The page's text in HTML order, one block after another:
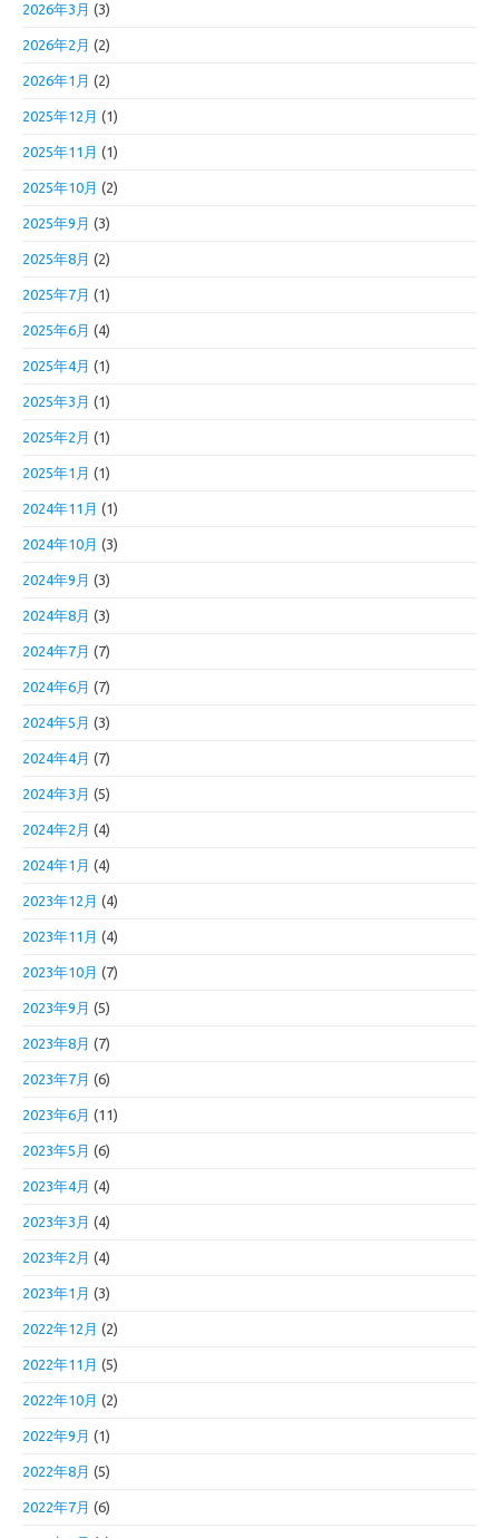
2026年3月 (3)
2026年2月 (2)
2026年1月 (2)
2025年12月 (1)
2025年11月 (1)
2025年10月 (2)
2025年9月 (3)
2025年8月 (2)
2025年7月 (1)
2025年6月 (4)
2025年4月 (1)
2025年3月 (1)
2025年2月 (1)
2025年1月 (1)
2024年11月 (1)
2024年10月 (3)
2024年9月 (3)
2024年8月 (3)
2024年7月 (7)
2024年6月 (7)
2024年5月 (3)
2024年4月 (7)
2024年3月 (5)
2024年2月 (4)
2024年1月 (4)
2023年12月 (4)
2023年11月 (4)
2023年10月 (7)
2023年9月 (5)
2023年8月 (7)
2023年7月 (6)
2023年6月 (11)
2023年5月 (6)
2023年4月 (4)
2023年3月 (4)
2023年2月 (4)
2023年1月 (3)
2022年12月 (2)
2022年11月 (5)
2022年10月 (2)
2022年9月 (1)
2022年8月 (5)
2022年7月 (6)